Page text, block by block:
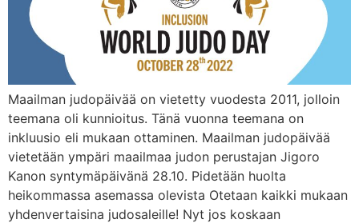
Maailman judopäivää on vietetty vuodesta 2011, jolloin
teemana oli kunnioitus. Tänä vuonna teemana on
inkluusio eli mukaan ottaminen. Maailman judopäivää
vietetään ympäri maailmaa judon perustajan Jigoro
Kanon syntymäpäivänä 28.10. Pidetään huolta
heikommassa asemassa olevista Otetaan kaikki mukaan
yhdenvertaisina judosaleille! Nyt jos koskaan